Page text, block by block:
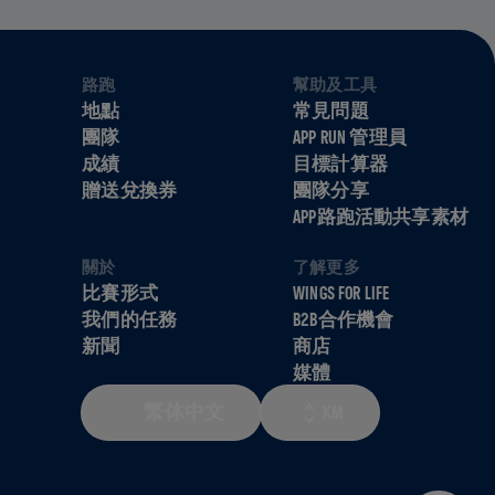
路跑
地點
團隊
成績
贈送兌換券
幫助及工具
常見問題
APP RUN 管理員
目標計算器
團隊分享
APP路跑活動共享素材
關於
比賽形式
我們的任務
新聞
了解更多
WINGS FOR LIFE
B2B合作機會
商店
媒體